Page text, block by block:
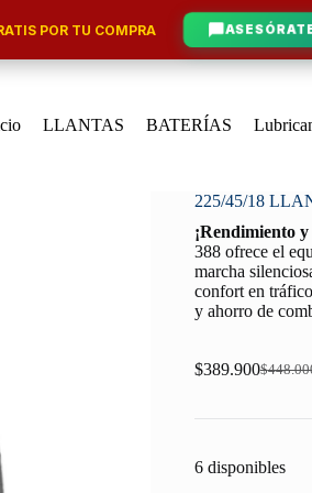
POR TU COMPRA
LLANTAS BATERÍAS
225/45/18
¡Rendimiento
388 ofrece el
marcha
confort en
y ahorro de
$
Original
was:
$389.900Current
is:
6 disponibles